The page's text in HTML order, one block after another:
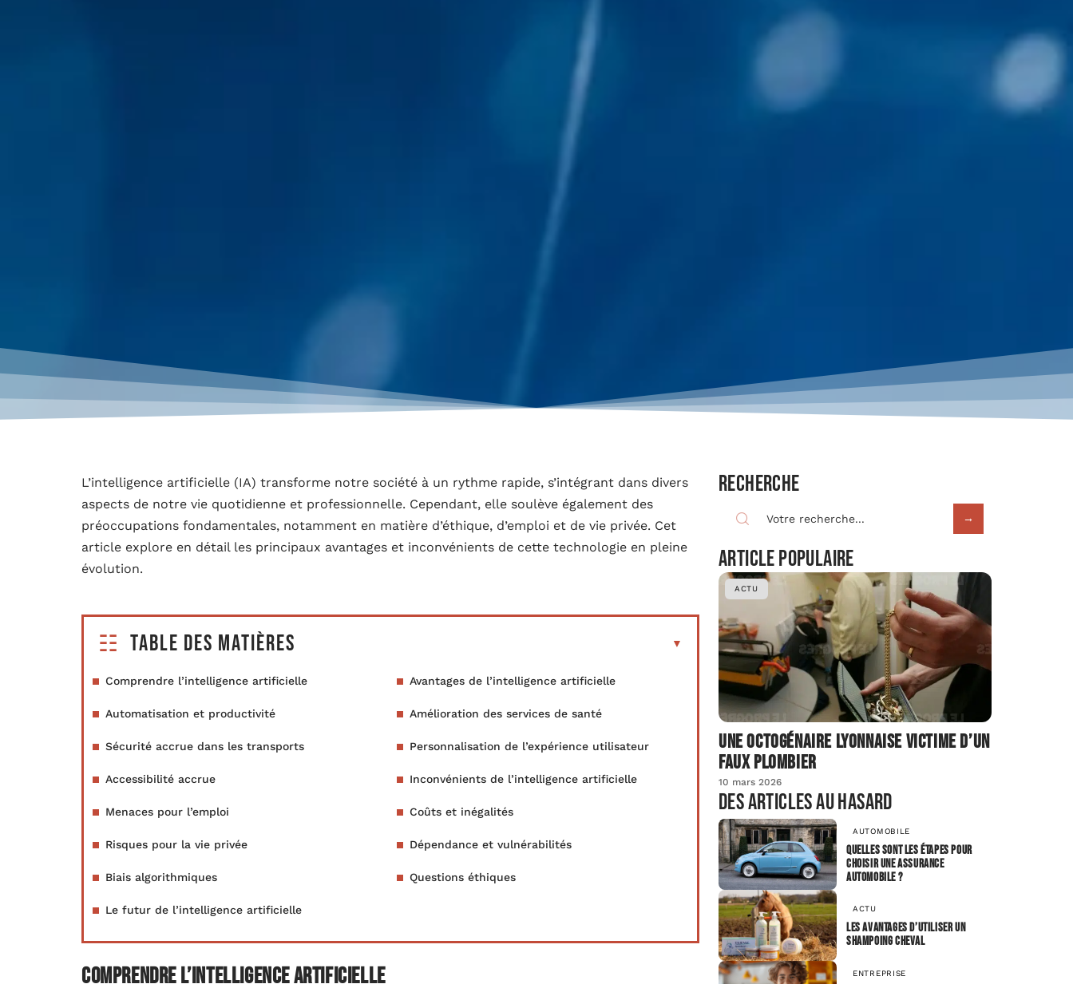
L’intelligence artificielle (IA) transforme notre société à un rythme rapide, s’intégrant dans divers
aspects de notre vie quotidienne et professionnelle. Cependant, elle soulève également des
préoccupations fondamentales, notamment en matière d’éthique, d’emploi et de vie privée. Cet
article explore en détail les principaux avantages et inconvénients de cette technologie en pleine
évolution.
Table des matières
Comprendre l’intelligence artificielle Avantages de l’intelligence artificielle
Automatisation et productivité Amélioration des services de santé
Sécurité accrue dans les transports Personnalisation de l’expérience utilisateur
Accessibilité accrue Inconvénients de l’intelligence artificielle
Menaces pour l’emploi Coûts et inégalités
Risques pour la vie privée Dépendance et vulnérabilités
Biais algorithmiques Questions éthiques
Le futur de l’intelligence artificielle
Comprendre l’intelligence artificielle
Recherche
Article populaire
ACTU
Une octogénaire lyonnaise victime d’un
faux plombier
10 mars 2026
Des articles au hasard
AUTOMOBILE
Quelles sont les étapes pour
choisir une assurance
automobile ?
ACTU
Les avantages d’utiliser un
shampoing cheval
ENTREPRISE